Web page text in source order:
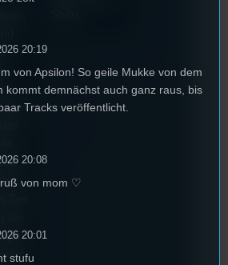
20:19
von Apsilon! So geile Mukke von dem
kommt demnächst auch ganz raus, bis
Tracks veröffentlicht.
20:08
von mom ♡
20:01
stufu